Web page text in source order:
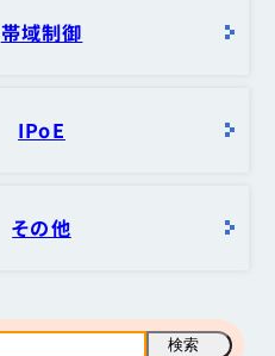
帯域制御
IPoE
その他
検索